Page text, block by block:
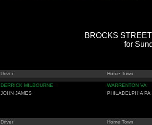
BROCKS
for
Driver Home Town
DERRICK MILBOURNE
WARRENTON VA
JOHN JAMES PHILADELPHIA PA
Driver Home Town